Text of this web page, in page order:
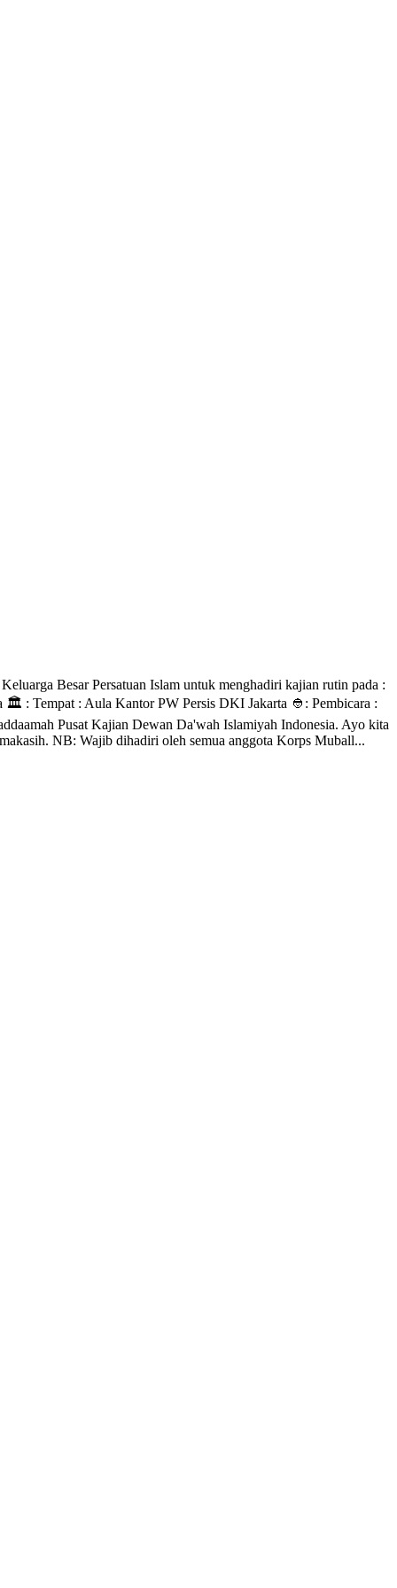
Besar Persatuan Islam untuk menghadiri kajian rutin pada :
: Tempat : Aula Kantor PW Persis DKI Jakarta 👲: Pembicara :
Pusat Kajian Dewan Da'wah Islamiyah Indonesia. Ayo kita
NB: Wajib dihadiri oleh semua anggota Korps Muball...